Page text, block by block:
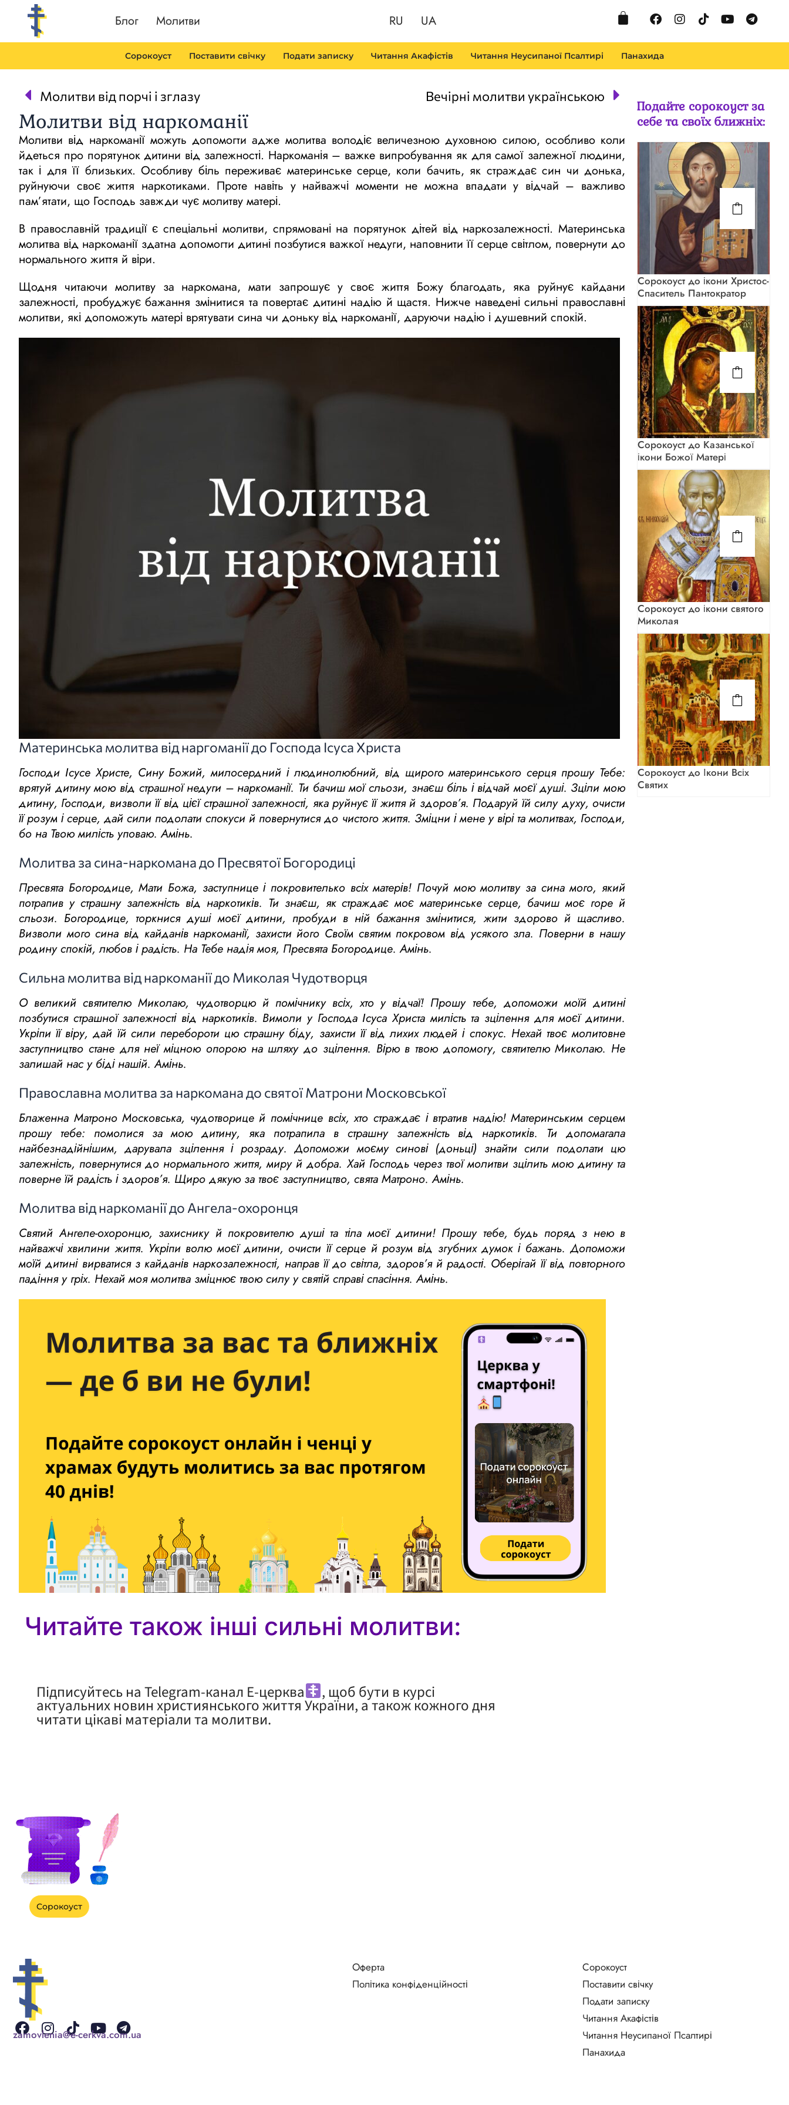
Перейти
Блог Молитви RU UA Cart FacebookInstagram
TiktokYoutube
Сорокоуст Поставити свічку Подати записку Читання Акафістів Читання Неусипаної Псалтирі Панахида
Prev
Молитви від порчі і зглазу Вечірні молитви українською Next
Молитви від наркоманії
Молитви від наркоманії можуть допомогти адже молитва володіє величезною духовною силою, особливо коли
йдеться про порятунок дитини від залежності. Наркоманія – важке випробування як для самої залежної людини,
так і для її близьких. Особливу біль переживає материнське серце, коли бачить, як страждає син чи донька,
руйнуючи своє життя наркотиками. Проте навіть у найважчі моменти не можна впадати у відчай – важливо
пам’ятати, що Господь завжди чує молитву матері.
В православній традиції є спеціальні молитви, спрямовані на порятунок дітей від наркозалежності. Материнська
молитва від наркоманії здатна допомогти дитині позбутися важкої недуги, наповнити її серце світлом, повернути до
нормального життя й віри.
Щодня читаючи молитву за наркомана, мати запрошує у своє життя Божу благодать, яка руйнує кайдани
залежності, пробуджує бажання змінитися та повертає дитині надію й щастя. Нижче наведені сильні православні
молитви, які допоможуть матері врятувати сина чи доньку від наркоманії, даруючи надію і душевний спокій.
Материнська молитва від наргоманії до Господа Ісуса Христа
Господи Ісусе Христе, Сину Божий, милосердний і людинолюбний, від щирого материнського серця прошу Тебе:
врятуй дитину мою від страшної недуги – наркоманії. Ти бачиш мої сльози, знаєш біль і відчай моєї душі. Зціли мою
дитину, Господи, визволи її від цієї страшної залежності, яка руйнує її життя й здоров’я. Подаруй їй силу духу, очисти
її розум і серце, дай сили подолати спокуси й повернутися до чистого життя. Зміцни і мене у вірі та молитвах, Господи,
бо на Твою милість уповаю. Амінь.
Молитва за сина-наркомана до Пресвятої Богородиці
Пресвята Богородице, Мати Божа, заступнице і покровителько всіх матерів! Почуй мою молитву за сина мого, який
потрапив у страшну залежність від наркотиків. Ти знаєш, як страждає моє материнське серце, бачиш моє горе й
сльози. Богородице, торкнися душі моєї дитини, пробуди в ній бажання змінитися, жити здорово й щасливо.
Визволи мого сина від кайданів наркоманії, захисти його Своїм святим покровом від усякого зла. Поверни в нашу
родину спокій, любов і радість. На Тебе надія моя, Пресвята Богородице. Амінь.
Сильна молитва від наркоманії до Миколая Чудотворця
О великий святителю Миколаю, чудотворцю й помічнику всіх, хто у відчаї! Прошу тебе, допоможи моїй дитині
позбутися страшної залежності від наркотиків. Вимоли у Господа Ісуса Христа милість та зцілення для моєї дитини.
Укріпи її віру, дай їй сили перебороти цю страшну біду, захисти її від лихих людей і спокус. Нехай твоє молитовне
заступництво стане для неї міцною опорою на шляху до зцілення. Вірю в твою допомогу, святителю Миколаю. Не
залишай нас у біді нашій. Амінь.
Православна молитва за наркомана до святої Матрони Московської
Блаженна Матроно Московська, чудотворице й помічнице всіх, хто страждає і втратив надію! Материнським серцем
прошу тебе: помолися за мою дитину, яка потрапила в страшну залежність від наркотиків. Ти допомагала
найбезнадійнішим, дарувала зцілення і розраду. Допоможи моєму синові (доньці) знайти сили подолати цю
залежність, повернутися до нормального життя, миру й добра. Хай Господь через твої молитви зцілить мою дитину та
поверне їй радість і здоров’я. Щиро дякую за твоє заступництво, свята Матроно. Амінь.
Молитва від наркоманії до Ангела-охоронця
Святий Ангеле-охоронцю, захиснику й покровителю душі та тіла моєї дитини! Прошу тебе, будь поряд з нею в
найважчі хвилини життя. Укріпи волю моєї дитини, очисти її серце й розум від згубних думок і бажань. Допоможи
моїй дитині вирватися з кайданів наркозалежності, направ її до світла, здоров’я й радості. Оберігай її від повторного
падіння у гріх. Нехай моя молитва зміцнює твою силу у святій справі спасіння. Амінь.
Читайте також інші сильні молитви:
Підписуйтесь на Telegram-канал Е-церква , щоб бути в курсі
актуальних новин християнського життя України, а також кожного дня
читати цікаві матеріали та молитви.
Подайте сорокоуст за
себе та своїх ближніх:
Сорокоуст до ікони Христос-
Спаситель Пантократор
Сорокоуст до Казанської
ікони Божої Матері
Сорокоуст до ікони святого
Миколая
Сорокоуст до Ікони Всіх
Святих
Сорокоуст
Facebook
Instagram
TiktokYoutubeTelegram
zamovlenia@e-cerkva.com.ua
Оферта
Політика конфіденційності
Сорокоуст
Поставити свічку
Подати записку
Читання Акафістів
Читання Неусипаної Псалтирі
Панахида